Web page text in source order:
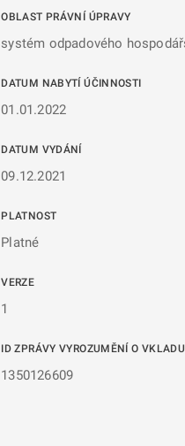
OBLAST PRÁVNÍ ÚPRAVY
systém odpadového
DATUM NABYTÍ ÚČINNOSTI
01.01.2022
DATUM VYDÁNÍ
09.12.2021
PLATNOST
Platné
VERZE
1
ID ZPRÁVY VYROZUMĚNÍ O VKLADU
1350126609